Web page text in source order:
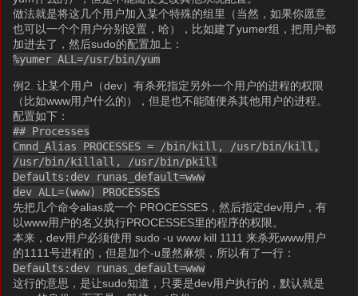
做法就是将这几个用户加入某个特殊的组里（当然，如果你愿意
也可以一个个用户分别设置，哈），比如建了yumer组，把用户都
加进去了，然后sudo的配置加上：
%yumer ALL=/usr/bin/yum
例2. 让某个用户（dev）有杀死指定另外一个用户的进程的权限
（比如www用户什么的），但是也不能随便杀其他用户的进程。
配置如下：
## Processes
Cmnd_Alias PROCESSES = /bin/kill, /usr/bin/kill,
/usr/bin/killall, /usr/bin/pkill
Defaults:dev runas_default=www
dev ALL=(www) PROCESSES
先把几个命令alias成一个 PROCESSES，然后指定dev用户，有
以www用户的名义执行PROCESSES里的程序的权限。
本来，dev用户必须使用 sudo -u www kill 1111 来杀死www用户
的1111号进程的，但是加个-u显然麻烦，所以有了一行：
Defaults:dev runas_default=www
这行的意思，是让sudo知道，只要是dev用户执行的，默认就是